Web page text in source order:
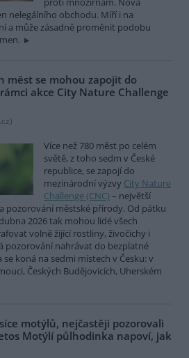
nelegálního obchodu. Míří i na
a může zásadně proměnit podobu
měst se mohou zapojit do
akce City Nature Challenge
)
Více než 780 měst po celém
světě, z toho sedm v České
republice, se zapojí do
mezinárodní výzvy City Nature
Challenge (CNC) – největší
pozorování městské přírody. Od pátku
2026 tak mohou lidé všech
volně žijící rostliny, živočichy i
pozorování nahrávat do bezplatné
se koná na sedmi místech v Česku: v
Českých Budějovicích, Uherském
motýlů, nejčastěji pozorovali
Motýlí půlhodinka napoví, jak